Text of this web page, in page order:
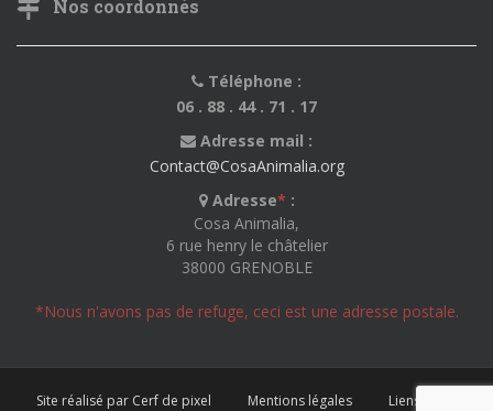
Nos coordonnés
Téléphone :
06 . 88 . 44 . 71 . 17
Adresse mail :
Contact@CosaAnimalia.org
Adresse* :
Cosa Animalia,
6 rue henry le châtelier
38000 GRENOBLE
*Nous n'avons pas de refuge, ceci est une adresse postale.
Site réalisé par Cerf de pixel Mentions légales Liens utiles